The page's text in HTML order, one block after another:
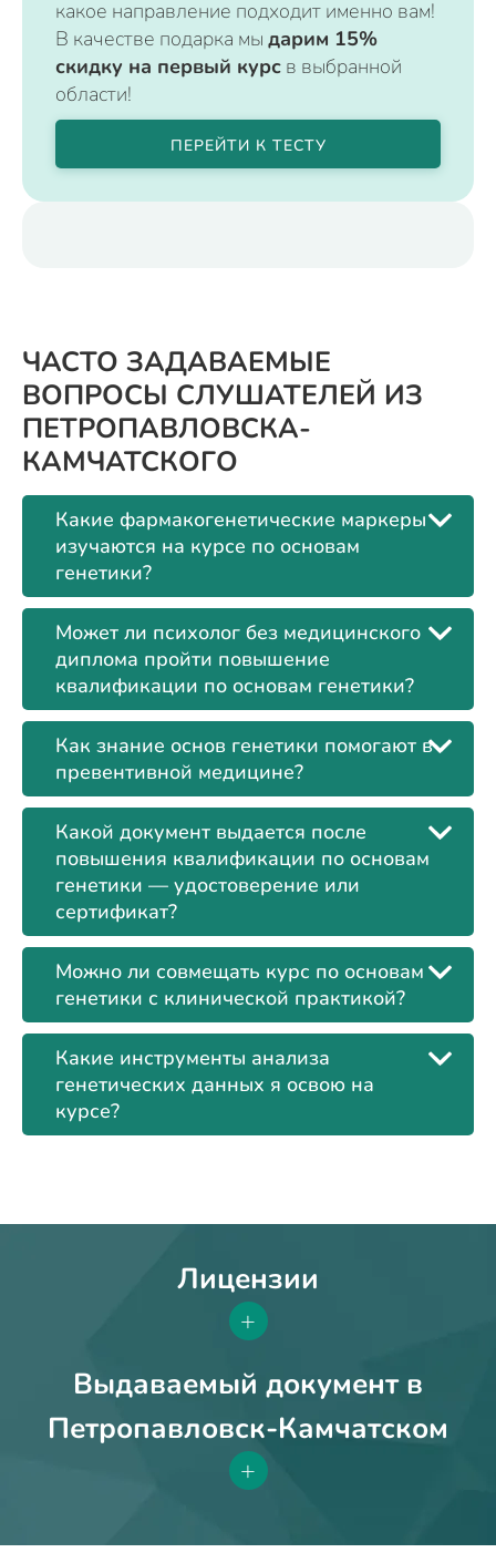
какое направление подходит именно вам!
В качестве подарка мы дарим 15%
скидку на первый курс в выбранной
области!
ПЕРЕЙТИ К ТЕСТУ
ЧАСТО ЗАДАВАЕМЫЕ
ВОПРОСЫ СЛУШАТЕЛЕЙ ИЗ
ПЕТРОПАВЛОВСКА-
КАМЧАТСКОГО
Какие фармакогенетические маркеры
изучаются на курсе по основам
генетики?
Может ли психолог без медицинского
диплома пройти повышение
квалификации по основам генетики?
Как знание основ генетики помогают в
превентивной медицине?
Какой документ выдается после
повышения квалификации по основам
генетики — удостоверение или
сертификат?
Можно ли совмещать курс по основам
генетики с клинической практикой?
Какие инструменты анализа
генетических данных я освою на
курсе?
Лицензии
+
Выдаваемый документ в
Петропавловск-Камчатском
+